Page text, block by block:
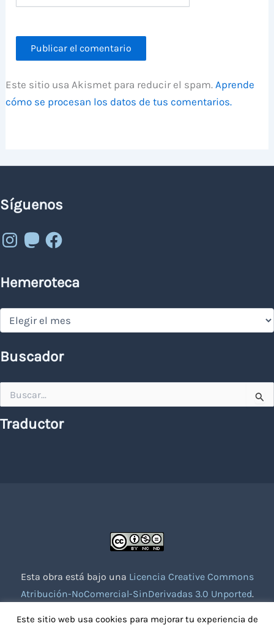
Este sitio usa Akismet para reducir el spam.Aprende
cómo se procesan los datos de tus comentarios.
Síguenos
Instagram
MastodonFacebook
Hemeroteca
Hemeroteca
Buscador
por:
Traductor
Esta obra está bajo una Licencia Creative Commons
Atribución-NoComercial-SinDerivadas 3.0 Unported.
Este sitio web usa cookies para mejorar tu experiencia de